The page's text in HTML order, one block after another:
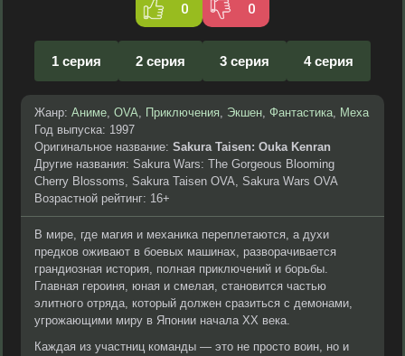
0 0
1 серия 2 серия 3 серия 4 серия
Жанр: Аниме, OVA, Приключения, Экшен, Фантастика, Меха
Год выпуска: 1997
Оригинальное название: Sakura Taisen: Ouka Kenran
Другие названия: Sakura Wars: The Gorgeous Blooming
Cherry Blossoms, Sakura Taisen OVA, Sakura Wars OVA
Возрастной рейтинг: 16+
В мире, где магия и механика переплетаются, а духи
предков оживают в боевых машинах, разворачивается
грандиозная история, полная приключений и борьбы.
Главная героиня, юная и смелая, становится частью
элитного отряда, который должен сразиться с демонами,
угрожающими миру в Японии начала XX века.
Каждая из участниц команды — это не просто воин, но и